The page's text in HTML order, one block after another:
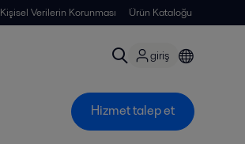
Kişisel Verilerin Korunması Ürün Kataloğu
giriş
Hizmet talep et